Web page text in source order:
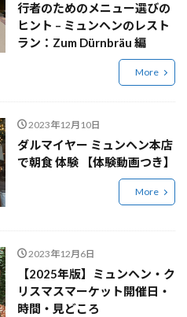
行者のためのメニュー選びの
ヒント – ミュンヘンのレスト
ラン：Zum Dürnbräu 編
More
2023年12月10日
ダルマイヤー ミュンヘン本店
で朝食 体験 【体験動画つき】
More
2023年12月6日
【2025年版】ミュンヘン・ク
リスマスマーケット開催日・
時間・見どころ